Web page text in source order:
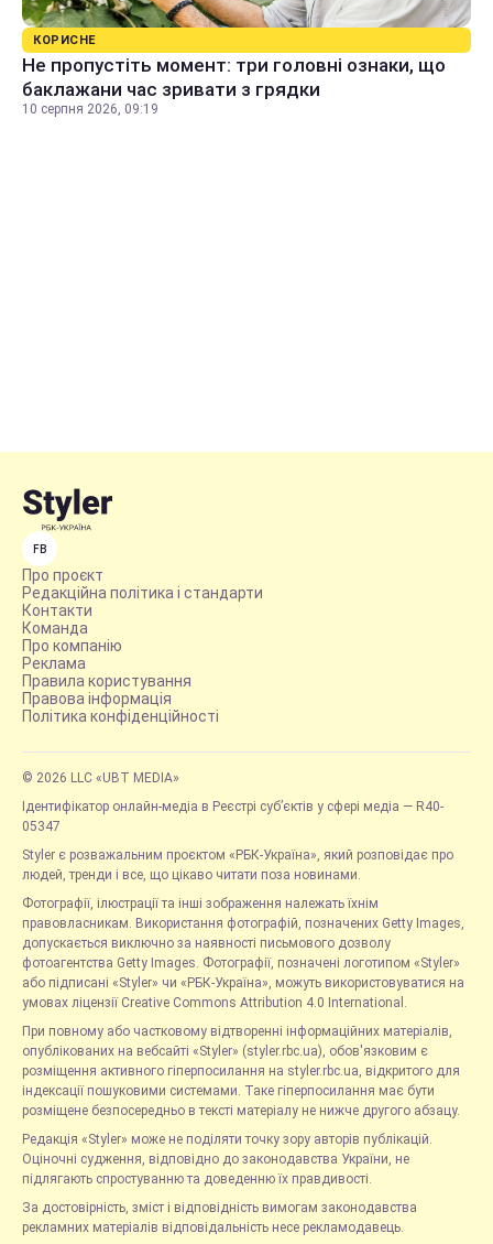
КОРИСНЕ
Не пропустіть момент: три головні ознаки, що
баклажани час зривати з грядки
10 серпня 2026, 09:19
FB
Про проєкт
Редакційна політика і стандарти
Контакти
Команда
Про компанію
Реклама
Правила користування
Правова інформація
Політика конфіденційності
© 2026 LLC «UBT MEDIA»
Ідентифікатор онлайн-медіа в Реєстрі суб’єктів у сфері медіа — R40-
05347
Styler є розважальним проєктом «РБК-Україна», який розповідає про
людей, тренди і все, що цікаво читати поза новинами.
Фотографії, ілюстрації та інші зображення належать їхнім
правовласникам. Використання фотографій, позначених Getty Images,
допускається виключно за наявності письмового дозволу
фотоагентства Getty Images. Фотографії, позначені логотипом «Styler»
або підписані «Styler» чи «РБК-Україна», можуть використовуватися на
умовах ліцензії Creative Commons Attribution 4.0 International.
При повному або частковому відтворенні інформаційних матеріалів,
опублікованих на вебсайті «Styler» (styler.rbc.ua), обов'язковим є
розміщення активного гіперпосилання на styler.rbc.ua, відкритого для
індексації пошуковими системами. Таке гіперпосилання має бути
розміщене безпосередньо в тексті матеріалу не нижче другого абзацу.
Редакція «Styler» може не поділяти точку зору авторів публікацій.
Оціночні судження, відповідно до законодавства України, не
підлягають спростуванню та доведенню їх правдивості.
За достовірність, зміст і відповідність вимогам законодавства
рекламних матеріалів відповідальність несе рекламодавець.